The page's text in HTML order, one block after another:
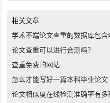
相关文章
学术不端论文查重的数据库包含
论文查重可以进行合测吗？
查重免费的网站
怎么才能写好一篇本科毕业论文
论文相似度在线检测准确率有多